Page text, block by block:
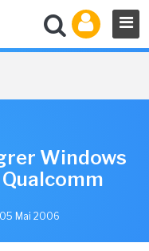
Windows
Mai 2006